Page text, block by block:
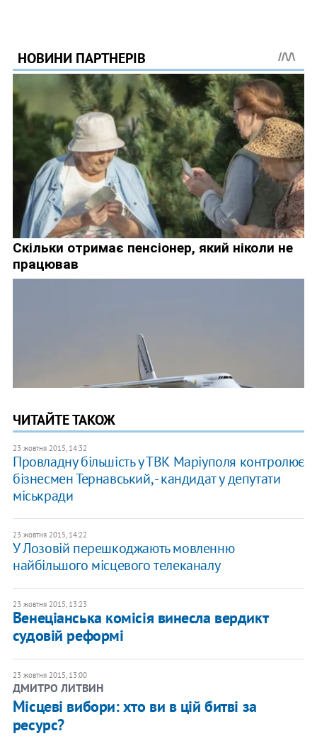
ЧИТАЙТЕ ТАКОЖ
23 жовтня 2015, 14:32
Провладну більшість у ТВК Маріуполя контролює
бізнесмен Тернавський, - кандидат у депутати
міськради
23 жовтня 2015, 14:22
У Лозовій перешкоджають мовленню
найбільшого місцевого телеканалу
23 жовтня 2015, 13:23
Венеціанська комісія винесла вердикт
судовій реформі
23 жовтня 2015, 13:00
ДМИТРО ЛИТВИН
Місцеві вибори: хто ви в цій битві за
ресурс?